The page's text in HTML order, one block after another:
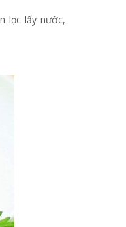
lọc lấy nước,